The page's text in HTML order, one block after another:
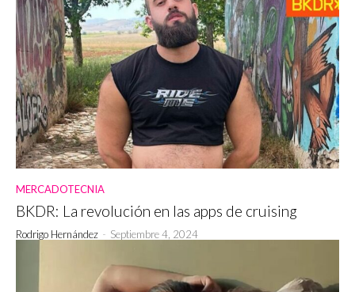
MERCADOTECNIA
BKDR: La revolución en las apps de cruising
Rodrigo Hernández - Septiembre 4, 2024